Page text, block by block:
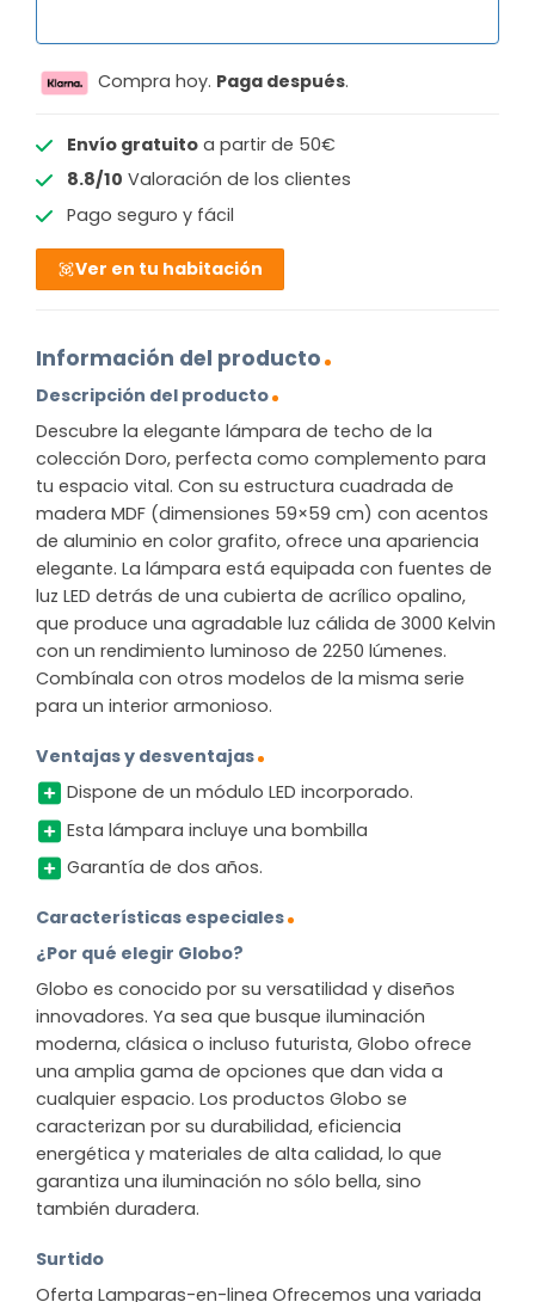
Compra hoy. Paga después.
Envío gratuitoa partir de 50€
8.8/10 Valoración de los clientes
Pago seguro y fácil
Ver en tu habitación
Información del producto
Descripción del producto
Descubre la elegante lámpara de techo de la
colección Doro, perfecta como complemento para
tu espacio vital. Con su estructura cuadrada de
madera MDF (dimensiones 59×59 cm) con acentos
de aluminio en color grafito, ofrece una apariencia
elegante. La lámpara está equipada con fuentes de
luz LED detrás de una cubierta de acrílico opalino,
que produce una agradable luz cálida de 3000 Kelvin
con un rendimiento luminoso de 2250 lúmenes.
Combínala con otros modelos de la misma serie
para un interior armonioso.
Ventajas y desventajas
Dispone de un módulo LED incorporado.
Esta lámpara incluye una bombilla
Garantía de dos años.
Características especiales
¿Por qué elegir Globo?
Globo es conocido por su versatilidad y diseños
innovadores. Ya sea que busque iluminación
moderna, clásica o incluso futurista, Globo ofrece
una amplia gama de opciones que dan vida a
cualquier espacio. Los productos Globo se
caracterizan por su durabilidad, eficiencia
energética y materiales de alta calidad, lo que
garantiza una iluminación no sólo bella, sino
también duradera.
Surtido
Oferta Lamparas-en-linea Ofrecemos una variada